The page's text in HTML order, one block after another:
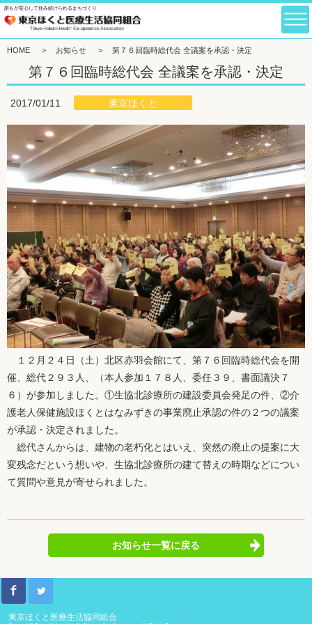
誰もが安心して住み続けられるまちづくり
HOME > お知らせ > 第７６回臨時総代会 全議案を承認・決定
第７６回臨時総代会 全議案を承認・決定
2017/01/11 東京ほくと
１２月２４日（土）北区赤羽会館にて、第７６回臨時総代会を開
催、総代２９３人、（本人参加１７８人、委任３９、書面議決７
６）が参加しました。①生協北診療所の建設委員会発足の件、②介
護老人保健施設ほくとはなみずきの事業廃止承認の件の２つの議案
が承認・決定されました。
総代さんからは、建物の老朽化とはいえ、突然の廃止の提案に大
変残念だという想いや、生協北診療所の建て替えの時期などについ
て質問や意見が寄せられました。
お知らせ一覧に戻る
東京ほくと医療生活協同組合